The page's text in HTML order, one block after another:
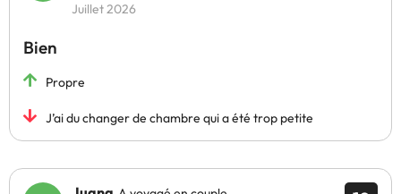
Juillet 2026
Bien
Propre
J’ai du changer de chambre qui a été trop petite